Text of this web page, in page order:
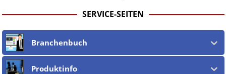
SERVICE-SEITEN
Branchenbuch
Produktinfo